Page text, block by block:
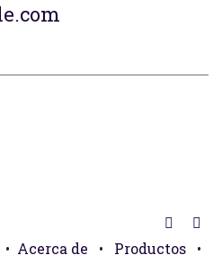
• Acerca de • Productos
•